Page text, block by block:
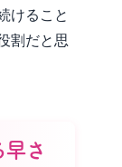
けること
割だと思
さ